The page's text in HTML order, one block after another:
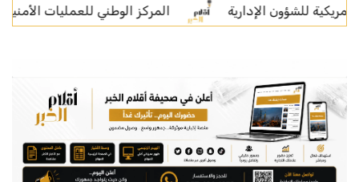
الإدارية المركز الوطني للعمليات الأمنية يتلقى (2,733,359) اتصالًا عبر رقم الطوارئ الموحد (911) خلال شهر يوليو من عام 2026